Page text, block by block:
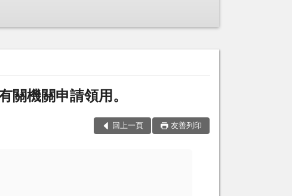
關機關申請領用。
回上一頁 友善列印